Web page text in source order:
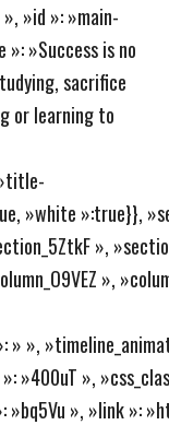
»id »: »main-
»Success is no
sacrifice
or learning to
»white »:true}},
»,
»,
»,
»400uT »,
»bq5Vu », »link »: